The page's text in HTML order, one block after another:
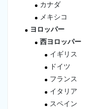
カナダ
メキシコ
ヨロッパー
西ヨロッパー
イギリス
ドイツ
フランス
イタリア
スペイン